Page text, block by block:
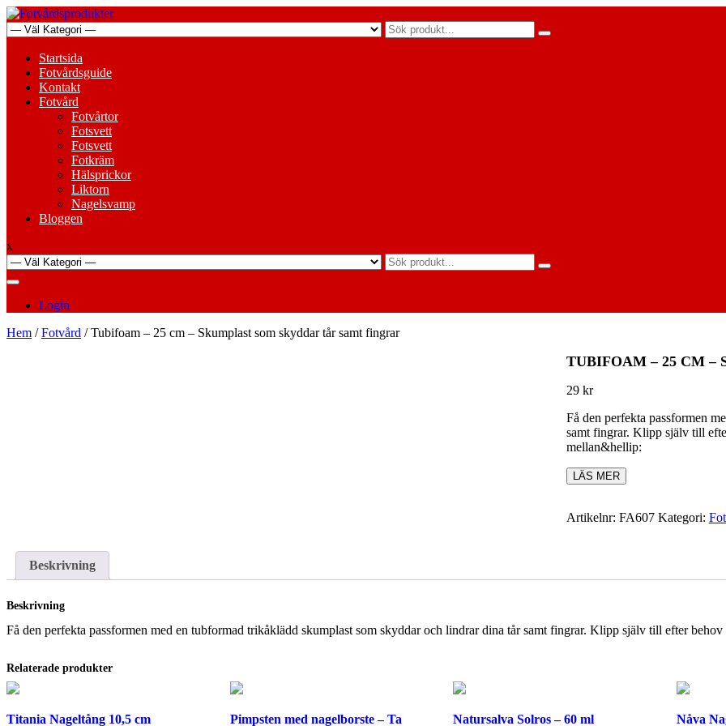
Skip
to
Search
for:
Primary
Menu
Startsida
Fotvårdsguide
Kontakt
Fotvård
Fotvårtor
Fotsvett
Fotsvett
Fotkräm
Hälsprickor
Liktorn
Nagelsvamp
Bloggen
x
Search
for:
Login
Hem /Fotvård / Tubifoam – 25 cm – Skumplast som skyddar tår samt fingrar
TUBIFOAM – 25 CM –
29 kr
Få den perfekta passformen
samt fingrar. Klipp själv till
mellan&hellip:
LÄS MER
Artikelnr: FA607 Kategori:
Beskrivning
Beskrivning
Få den perfekta passformen med en tubformad trikåklädd skumplast som skyddar och lindrar dina tår samt fingrar. Klipp själv till efter
Relaterade produkter
Titania Nageltång 10,5 cm Pimpsten med nagelborste – Ta Natursalva Solros – 60 ml Nåva